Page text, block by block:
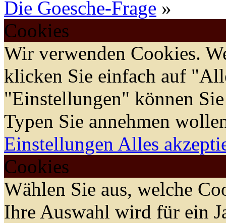
Die Goesche-Frage »
Cookies
Wir verwenden Cookies.
klicken Sie einfach auf
"Einstellungen" können
Typen Sie annehmen
Einstellungen Alles
Cookies
Wählen Sie aus, welche
Ihre Auswahl wird für ein